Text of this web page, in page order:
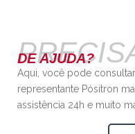
DE AJUDA?
Aqui, você pode
representante Pósitron
assistência 24h e muito